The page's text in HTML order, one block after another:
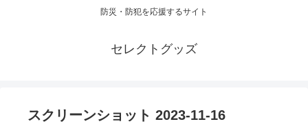
防災・防犯を応援するサイト
セレクトグッズ
スクリーンショット 2023-11-16